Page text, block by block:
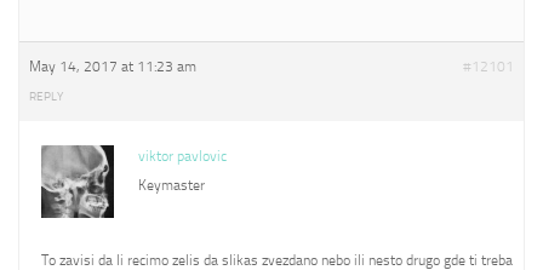
May 14, 2017 at 11:23 am #12101
REPLY
viktor pavlovic
Keymaster
To zavisi da li recimo zelis da slikas zvezdano nebo ili nesto drugo gde ti treba